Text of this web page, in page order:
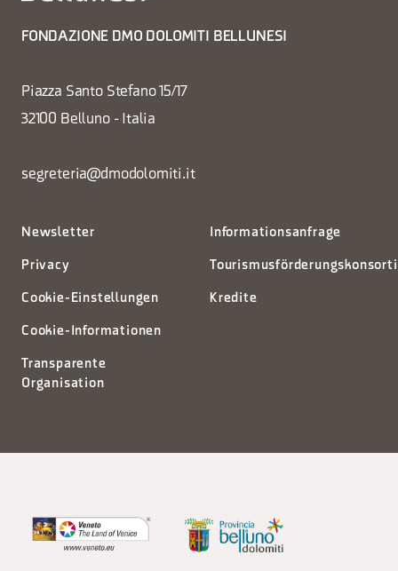
FONDAZIONE DMO DOLOMITI BELLUNESI
Piazza Santo Stefano 15/17
32100 Belluno - Italia
segreteria@dmodolomiti.it
Newsletter
Privacy
Cookie-Einstellungen
Cookie-Informationen
Transparente
Organisation
Informationsanfrage
Kredite